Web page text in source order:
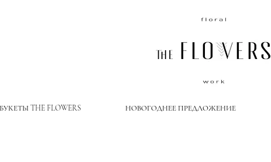
БУКЕТЫ THE FLOWERS НОВОГОДНЕЕ ПРЕДЛОЖЕНИЕ